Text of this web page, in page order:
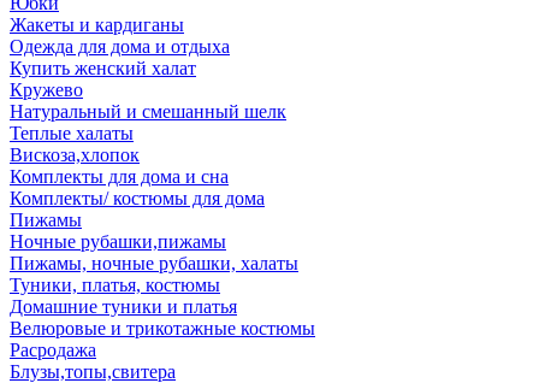
Жакеты и кардиганы
Одежда для дома и отдыха
Купить женский халат
Кружево
Натуральный и смешанный шелк
Теплые халаты
Вискоза,хлопок
Комплекты для дома и сна
Комплекты/ костюмы для дома
Пижамы
Ночные рубашки,пижамы
Пижамы, ночные рубашки, халаты
Туники, платья, костюмы
Домашние туники и платья
Велюровые и трикотажные костюмы
Расродажа
Блузы,топы,свитера